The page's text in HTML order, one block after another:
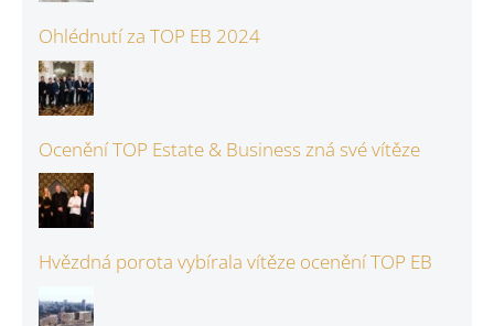
Ohlédnutí za TOP EB 2024
Ocenění TOP Estate & Business zná své vítěze
Hvězdná porota vybírala vítěze ocenění TOP EB